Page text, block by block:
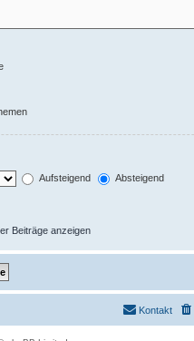
Aufsteigend Absteigend
Beiträge anzeigen
Kontakt